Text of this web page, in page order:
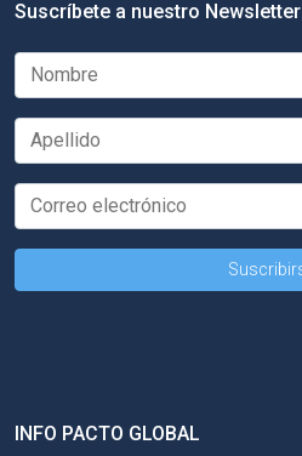
Suscríbete a nuestro Newsletter
INFO PACTO GLOBAL